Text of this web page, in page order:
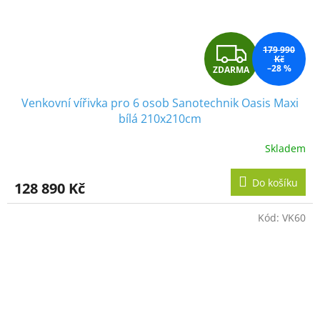
Z
D
A
R
M
A
ZDARMA
179 990
Kč
–28 %
Venkovní vířivka pro 6 osob Sanotechnik Oasis Maxi
bílá 210x210cm
Skladem
128 890 Kč Do košíku
Kód: VK60